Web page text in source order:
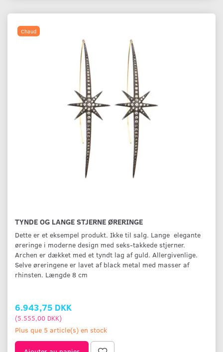
Chaud
TYNDE OG LANGE STJERNE ØRERINGE
Dette er et eksempel produkt. Ikke til salg. Lange elegante
øreringe i moderne design med seks-takkede stjerner.
Archen er dækket med et tyndt lag af guld. Allergivenlige.
Selve øreringene er lavet af black metal med masser af
rhinsten. Længde 8 cm
6.943,75 DKK
(5.555,00 DKK)
Plus que 5 article(s) en stock